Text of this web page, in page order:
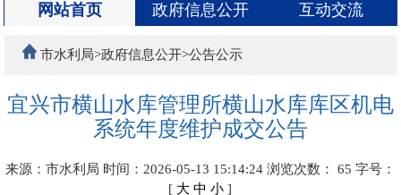
网站首页 政府信息公开 互动交流
市水利局>政府信息公开>公告公示
宜兴市横山水库管理所横山水库库区机电
系统年度维护成交公告
来源：市水利局 时间：2026-05-13 15:14:24 浏览次数： 65 字号：
[ 大 中 小 ]